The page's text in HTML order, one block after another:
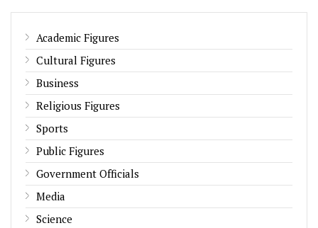
Academic Figures
Cultural Figures
Business
Religious Figures
Sports
Public Figures
Government Officials
Media
Science